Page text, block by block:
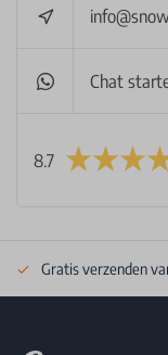
Chat
8.7
Gratis verzenden